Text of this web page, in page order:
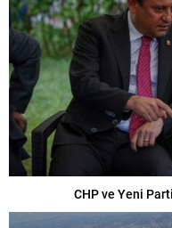
CHP ve Yeni